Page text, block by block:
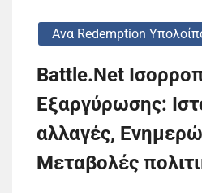
Ανα Redemption
Battle.Net
Εξαργύρωσης:
αλλαγές,
Μεταβολές